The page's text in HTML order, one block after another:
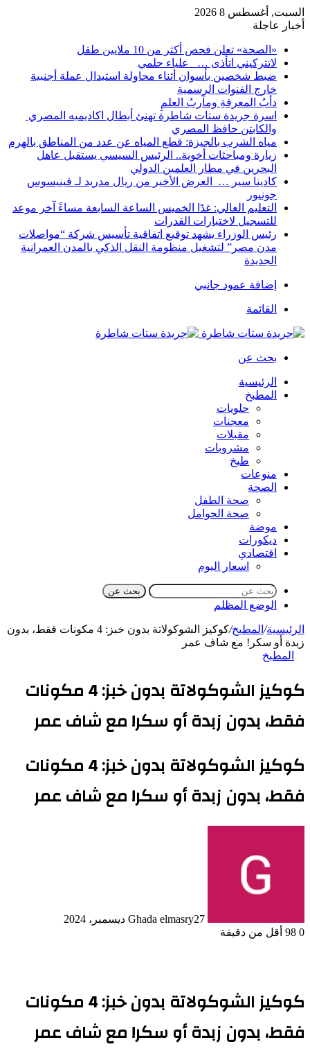
السبت, أغسطس 8 2026
أخبار عاجلة
«الصحة» تعلن فحص أكثر من 10 ملايين طفل
لاتتركيني اتأذى … علياء حلمي
ضبط شخصين بأسوان أثناء محاولة استبدال عملة أجنبية
خارج القنوات الرسمية
دأبُ المعرفةِ ومآربُ العلمِ
اسرة جريدة ستات شاطرة تهنئ أبطال اكاديميه المصري
والكابتن حافظ المصري
مياه الشرب بالجيزة: قطع المياه عن عدد من المناطق بالهرم
زيارة ومباحثات أخوية.. الرئيس السيسي يستقبل عاهل
البحرين في مطار العلمين الدولي
كادينا سير … العرض الأخير من ريال مدريد لـ فينيسوس
جونيور
التعليم العالي: غدًا الخميس الساعة السابعة مساءً آخر موعد
للتسجيل لاختبارات القدرات
رئيس الوزراء يشهد توقيع اتفاقية تأسيس شركة “مواصلات
مدن مصر” لتشغيل منظومة النقل الذكي بالمدن العمرانية
الجديدة
إضافة عمود جانبي
القائمة
بحث عن
الرئيسية
المطبخ
حلويات
معجنات
مقبلات
مشروبات
طبخ
منوعات
الصحة
صحة الطفل
صحة الحوامل
موضة
ديكورات
اقتصادي
اسعار اليوم
بحث عن
الوضع المظلم
الرئيسية/ المطبخ/
كوكيز الشوكولاتة بدون خبز: 4 مكونات فقط، بدون
زبدة أو سكر! مع شاف عمر
المطبخ
كوكيز الشوكولاتة بدون خبز: 4 مكونات
فقط، بدون زبدة أو سكر! مع شاف عمر
كوكيز الشوكولاتة بدون خبز: 4 مكونات
فقط، بدون زبدة أو سكر! مع شاف عمر
Ghada elmasry27 ديسمبر، 2024
0
أقل من دقيقة
كوكيز الشوكولاتة بدون خبز: 4 مكونات
فقط، بدون زبدة أو سكر! مع شاف عمر